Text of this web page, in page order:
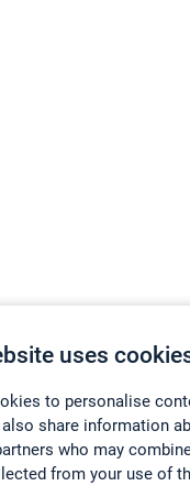
uses
to personalise
share information
who may
from your use of